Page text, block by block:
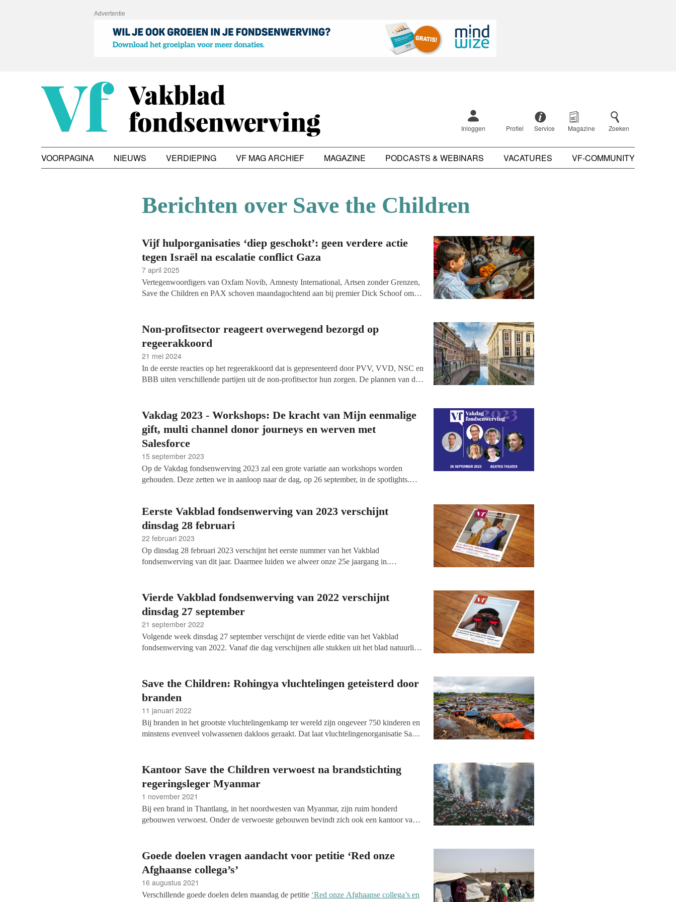
Advertentie
Inloggen Profiel Service Magazine Zoeken
VOORPAGINA NIEUWS VERDIEPING VF MAG ARCHIEF MAGAZINE PODCASTS & WEBINARS VACATURES VF-COMMUNITY
Berichten over Save the Children
Vijf hulporganisaties ‘diep geschokt’: geen verdere actie
tegen Israël na escalatie conflict Gaza
7 april 2025
Vertegenwoordigers van Oxfam Novib, Amnesty International, Artsen zonder Grenzen,
Save the Children en PAX schoven maandagochtend aan bij premier Dick Schoof om te
escalerende geweld tegen Palestijnen in Gaza, maar het kabinet Schoof past haar
standpunt niet aan.
Non-profitsector reageert overwegend bezorgd op
regeerakkoord
21 mei 2024
In de eerste reacties op het regeerakkoord dat is gepresenteerd door PVV, VVD, NSC en
BBB uiten verschillende partijen uit de non-profitsector hun zorgen. De plannen van de
Vakdag 2023 - Workshops: De kracht van Mijn eenmalige
gift, multi channel donor journeys en werven met
Salesforce
15 september 2023
Op de Vakdag fondsenwerving 2023 zal een grote variatie aan workshops worden
gehouden. Deze zetten we in aanloop naar de dag, op 26 september, in de spotlights.
met Salesforce.
Eerste Vakblad fondsenwerving van 2023 verschijnt
dinsdag 28 februari
22 februari 2023
Op dinsdag 28 februari 2023 verschijnt het eerste nummer van het Vakblad
fondsenwerving van dit jaar. Daarmee luiden we alweer onze 25e jaargang in.
onder andere artikelen over het dilemma waar ngo's in Afghanistan onder het bewind
van de Taliban mee worden geconfronteerd, het nieuwe acceptgiro-alternatief
eenmalige gift, de giftenaftrek, academisch onderzoek naar crowdfunding in de
cultuursector, de (bergen) post van goede doelen en nog veel meer.
Vierde Vakblad fondsenwerving van 2022 verschijnt
dinsdag 27 september
21 september 2022
Volgende week dinsdag 27 september verschijnt de vierde editie van het Vakblad
fondsenwerving van 2022. Vanaf die dag verschijnen alle stukken uit het blad natuurlijk
werknemers in de goededoelensector en nog veel meer!
Save the Children: Rohingya vluchtelingen geteisterd door
branden
11 januari 2022
Bij branden in het grootste vluchtelingenkamp ter wereld zijn ongeveer 750 kinderen en
minstens evenveel volwassenen dakloos geraakt. Dat laat vluchtelingenorganisatie Save
Kantoor Save the Children verwoest na brandstichting
regeringsleger Myanmar
1 november 2021
Bij een brand in Thantlang, in het noordwesten van Myanmar, zijn ruim honderd
gebouwen verwoest. Onder de verwoeste gebouwen bevindt zich ook een kantoor van
de rebellenbeweging CDF een Myanmarese militair had omgebracht, aldus de NOS.
Goede doelen vragen aandacht voor petitie ‘Red onze
Afghaanse collega’s’
16 augustus 2021
Verschillende goede doelen delen maandag de petitie ‘Red onze Afghaanse collega’s en